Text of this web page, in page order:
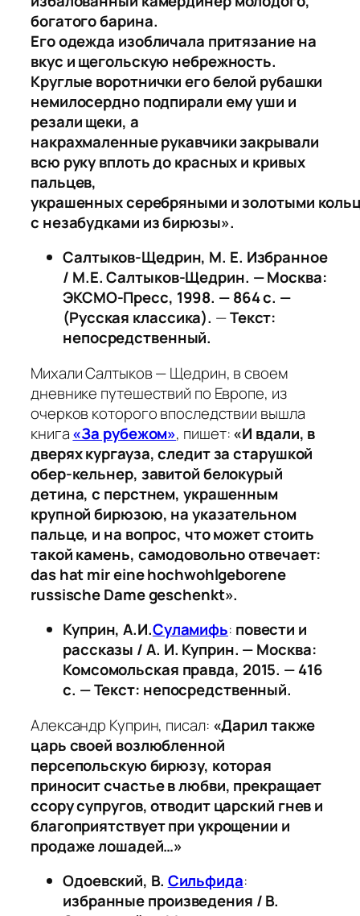
богатого барина.
Его одежда изобличала притязание на
вкус и щегольскую небрежность.
Круглые воротнички его белой рубашки
немилосердно подпирали ему уши и
резали щеки, а
накрахмаленные рукавчики закрывали
всю руку вплоть до красных и кривых
пальцев,
украшенных серебряными и золотыми
с незабудками из бирюзы».
Салтыков-Щедрин, М. Е. Избранное
/ М.Е. Салтыков-Щедрин. — Москва:
ЭКСМО-Пресс, 1998. — 864 с. —
(Русская классика). —Текст:
непосредственный.
Михали Салтыков — Щедрин, в своем
дневнике путешествий по Европе, из
очерков которого впоследствии вышла
книга«За рубежом», пишет:«И вдали, в
дверях кургауза, следит за старушкой
обер-кельнер, завитой белокурый
детина, с перстнем, украшенным
крупной бирюзою, на указательном
пальце, и на вопрос, что может стоить
такой камень, самодовольно отвечает:
das hat mir eine hochwohlgeborene
russische Dame geschenkt».
Куприн, А.И.Суламифь: повести и
рассказы / А. И. Куприн. — Москва:
Комсомольская правда, 2015. — 416
с. — Текст: непосредственный.
Александр Куприн, писал: «Дарил также
царь своей возлюбленной
персепольскую бирюзу, которая
приносит счастье в любви, прекращает
ссору супругов, отводит царский гнев и
благоприятствует при укрощении и
продаже лошадей…»
Одоевский, В. Сильфида:
избранные произведения / В.